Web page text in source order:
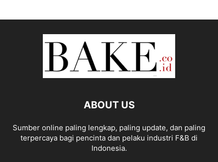
ABOUT US
Sumber online paling lengkap, paling update, dan paling
terpercaya bagi pencinta dan pelaku industri F&B di
Indonesia.